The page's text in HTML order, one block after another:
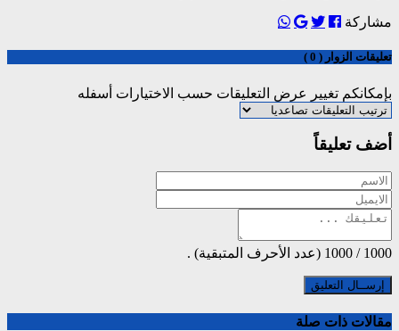
مشاركة
تعليقات الزوار ( 0 )
بإمكانكم تغيير عرض التعليقات حسب الاختيارات أسفله
أضف تعليقاً
1000
/
1000 (عدد الأحرف المتبقية) .
مقالات ذات صلة